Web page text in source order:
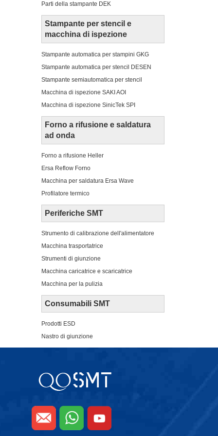
Parti della stampante DEK
Stampante per stencil e
macchina di ispezione
Stampante automatica per stampini GKG
Stampante automatica per stencil DESEN
Stampante semiautomatica per stencil
Macchina di ispezione SAKI AOI
Macchina di ispezione SinicTek SPI
Forno a rifusione e saldatura
ad onda
Forno a rifusione Heller
Ersa Reflow Forno
Macchina per saldatura Ersa Wave
Profilatore termico
Periferiche SMT
Strumento di calibrazione dell'alimentatore
Macchina trasportatrice
Strumenti di giunzione
Macchina caricatrice e scaricatrice
Macchina per la pulizia
Consumabili SMT
Prodotti ESD
Nastro di giunzione